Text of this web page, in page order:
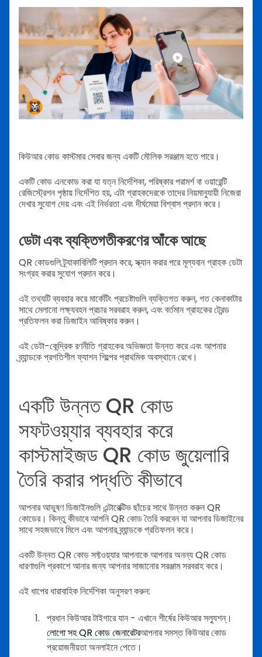
কিউআর কোড কাস্টমার সেবার জন্য একটি মৌলিক সরঞ্জাম হতে পারে।
একটি কোড এনকোড করা যা যত্ন নির্দেশিকা, পরিষ্কার পরামর্শ বা ওয়ারেন্টি
রেজিস্ট্রেশন পৃষ্ঠায় নির্দেশিত হয়, এটা গ্রাহকদেরকে তাদের নিয়মানুযায়ী নিজেরা
দেখার সুযোগ দেয় এবং এই নির্ভরতা এবং দীর্ঘমেয়া বিশ্বাস প্রদান করে।
ডেটা এবং ব্যক্তিগতীকরণের আঁকে আছে
QR কোডগুলি ট্র্যাকাবিলিটি প্রদান করে, স্ক্যান করার পরে মূল্যবান গ্রাহক ডেটা
সংগ্রহ করার সুযোগ প্রদান করে।
এই তথ্যটি ব্যবহার করে মার্কেটিং প্রচেষ্টাগুলি ব্যক্তিগত করুন, গত কেনাকাটার
সাথে মেলানো লক্ষ্যবহন প্রচার সরবরাহ করুন, এবং বর্তমান গ্রাহকের ট্রেন্ড
প্রতিফলন করা ডিজাইন আবিষ্কার করুন।
এই ডেটা-কেন্দ্রিক রণনীতি গ্রাহকের অভিজ্ঞতা উন্নত করে এবং আপনার
ব্র্যান্ডকে প্রগতিশীল ফ্যাশন শিল্পের প্রাথমিক অবস্থানে রেখে।
একটি উন্নত QR কোড
সফটওয়্যার ব্যবহার করে
কাস্টমাইজড QR কোড জুয়েলারি
তৈরি করার পদ্ধতি কীভাবে
আপনার আভুষণ ডিজাইনগুলি এন্টারেক্টিভ ছাঁচের সাথে উন্নত করুন QR
কোডের। কিন্তু কীভাবে আপনি QR কোড তৈরি করবেন যা আপনার ডিজাইনের
সাথে সহজভাবে মিলে এবং আপনার ব্র্যান্ডকে প্রতিফলন করে।
একটি উন্নত QR কোড সফ্টওয়্যার আপনাকে আপনার অনন্য QR কোড
ধারণাগুলি প্রকাশে আনার জন্য আপনার সাজানোর সরঞ্জাম সরবরাহ করে।
এই ধাপের ধারাবাহিক নির্দেশিকা অনুসরণ করুন:
প্রধান কিউআর টাইগারে যান - এখানে শীর্ষের কিউআর সল্যুশন্।
লোগো সহ QR কোড জেনারেটরআপনার সমস্ত কিউআর কোড
প্রয়োজনীয়তা অনলাইনে পেতে।